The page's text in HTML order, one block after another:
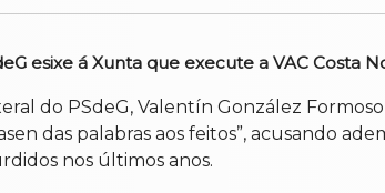
esixe á Xunta que execute a VAC Costa
do PSdeG, Valentín González
das palabras aos feitos”, acusando
nos últimos anos.